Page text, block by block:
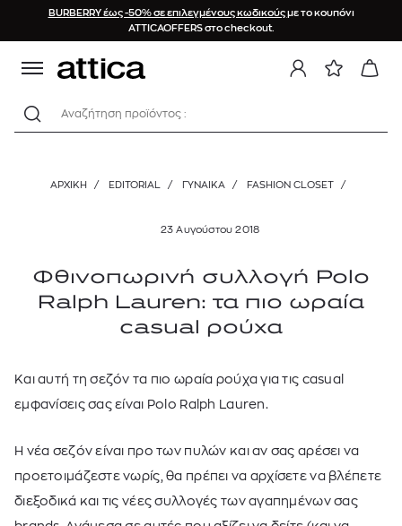
BURBERRY έως -50% σε επιλεγμένους κωδικούςμε το κουπόνι
ATTICAOFFERS στο checkout.
Αναζήτηση προϊόντος :
ΑΡΧΙΚΉ / EDITORIAL / ΓΥΝΑΙΚΑ / FASHION CLOSET /
23 Αυγούστου 2018
Φθινοπωρινή συλλογή Polo
Ralph Lauren: τα πιο ωραία
casual ρούχα
Και αυτή τη σεζόν τα πιο ωραία ρούχα για τις casual
εμφανίσεις σας είναι Polo Ralph Lauren.
Η νέα σεζόν είναι προ των πυλών και αν σας αρέσει να
προετοιμάζεστε νωρίς, θα πρέπει να αρχίσετε να βλέπετε
διεξοδικά και τις νέες συλλογές των αγαπημένων σας